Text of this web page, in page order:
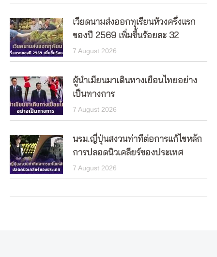
เวียดนามส่งออกทุเรียนห้วงครึ่งแรก
ของปี 2569 เพิ่มขึ้นร้อยละ 32
7 August 2026
ผู้นำเมียนมาเดินทางเยือนไทยอย่าง
เป็นทางการ
7 August 2026
นรม.ญี่ปุ่นสงวนท่าทีต่อการแก้ไขหลัก
การปลอดนิวเคลียร์ของประเทศ
7 August 2026